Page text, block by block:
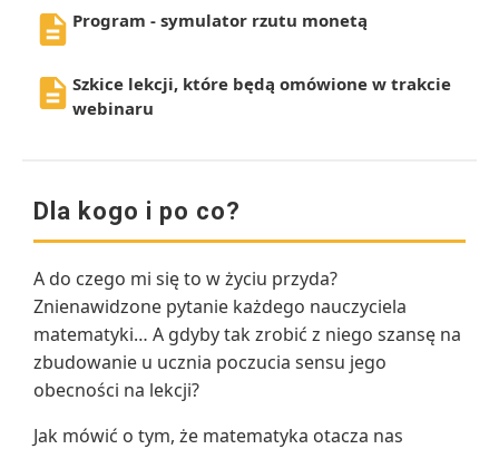
Program - symulator rzutu monetą
Szkice lekcji, które będą omówione w trakcie
webinaru
Dla kogo i po co?
A do czego mi się to w życiu przyda?
Znienawidzone pytanie każdego nauczyciela
matematyki… A gdyby tak zrobić z niego szansę na
zbudowanie u ucznia poczucia sensu jego
obecności na lekcji?
Jak mówić o tym, że matematyka otacza nas